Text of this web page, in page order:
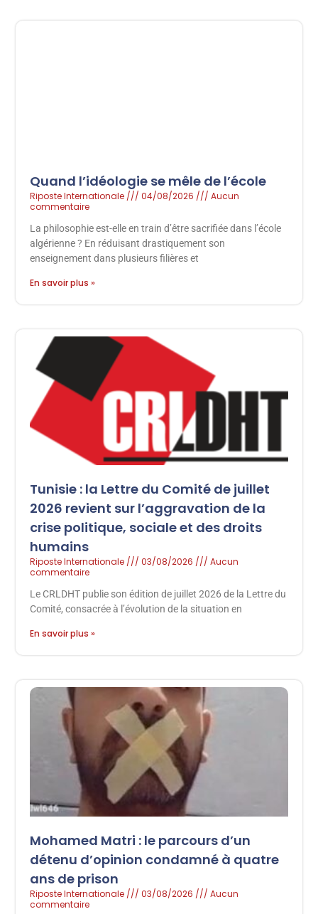
Quand l’idéologie se mêle de l’école
Riposte Internationale 04/08/2026
Aucun
commentaire
La philosophie est-elle en train d’être sacrifiée dans l’école
algérienne ? En réduisant drastiquement son
enseignement dans plusieurs filières et
En savoir plus »
Tunisie : la Lettre du Comité de juillet
2026 revient sur l’aggravation de la
crise politique, sociale et des droits
humains
Riposte Internationale 03/08/2026
Aucun
commentaire
Le CRLDHT publie son édition de juillet 2026 de la Lettre du
Comité, consacrée à l’évolution de la situation en
En savoir plus »
Mohamed Matri : le parcours d’un
détenu d’opinion condamné à quatre
ans de prison
Riposte Internationale 03/08/2026
Aucun
commentaire